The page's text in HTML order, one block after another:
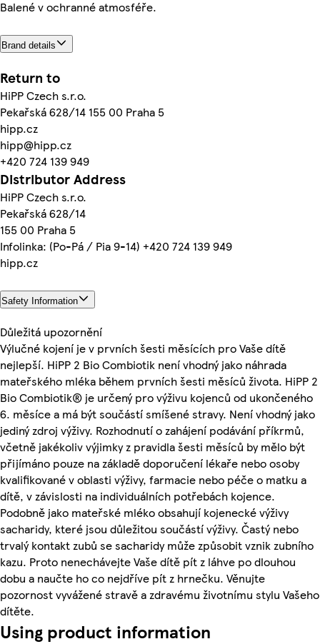
Balené v ochranné atmosféře.
Brand details
Return to
HiPP Czech s.r.o.
Pekařská 628/14 155 00 Praha 5
hipp.cz
hipp@hipp.cz
+420 724 139 949
Distributor Address
HiPP Czech s.r.o.
Pekařská 628/14
155 00 Praha 5
Infolinka: (Po-Pá / Pia 9-14) +420 724 139 949
hipp.cz
Safety Information
Důležitá upozornění
Výlučné kojení je v prvních šesti měsících pro Vaše dítě
nejlepší. HiPP 2 Bio Combiotik není vhodný jako náhrada
mateřského mléka během prvních šesti měsíců života. HiPP 2
Bio Combiotik® je určený pro výživu kojenců od ukončeného
6. měsíce a má být součástí smíšené stravy. Není vhodný jako
jediný zdroj výživy. Rozhodnutí o zahájení podávání příkrmů,
včetně jakékoliv výjimky z pravidla šesti měsíců by mělo být
přijímáno pouze na základě doporučení lékaře nebo osoby
kvalifikované v oblasti výživy, farmacie nebo péče o matku a
dítě, v závislosti na individuálních potřebách kojence.
Podobně jako mateřské mléko obsahují kojenecké výživy
sacharidy, které jsou důležitou součástí výživy. Častý nebo
trvalý kontakt zubů se sacharidy může způsobit vznik zubního
kazu. Proto nenechávejte Vaše dítě pít z láhve po dlouhou
dobu a naučte ho co nejdříve pít z hrnečku. Věnujte
pozornost vyvážené stravě a zdravému životnímu stylu Vašeho
dítěte.
Using product information